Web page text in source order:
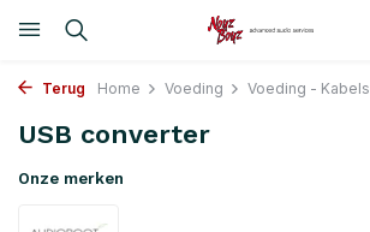
Terug Home Voeding Voeding - Kabels
USB converter
Onze merken